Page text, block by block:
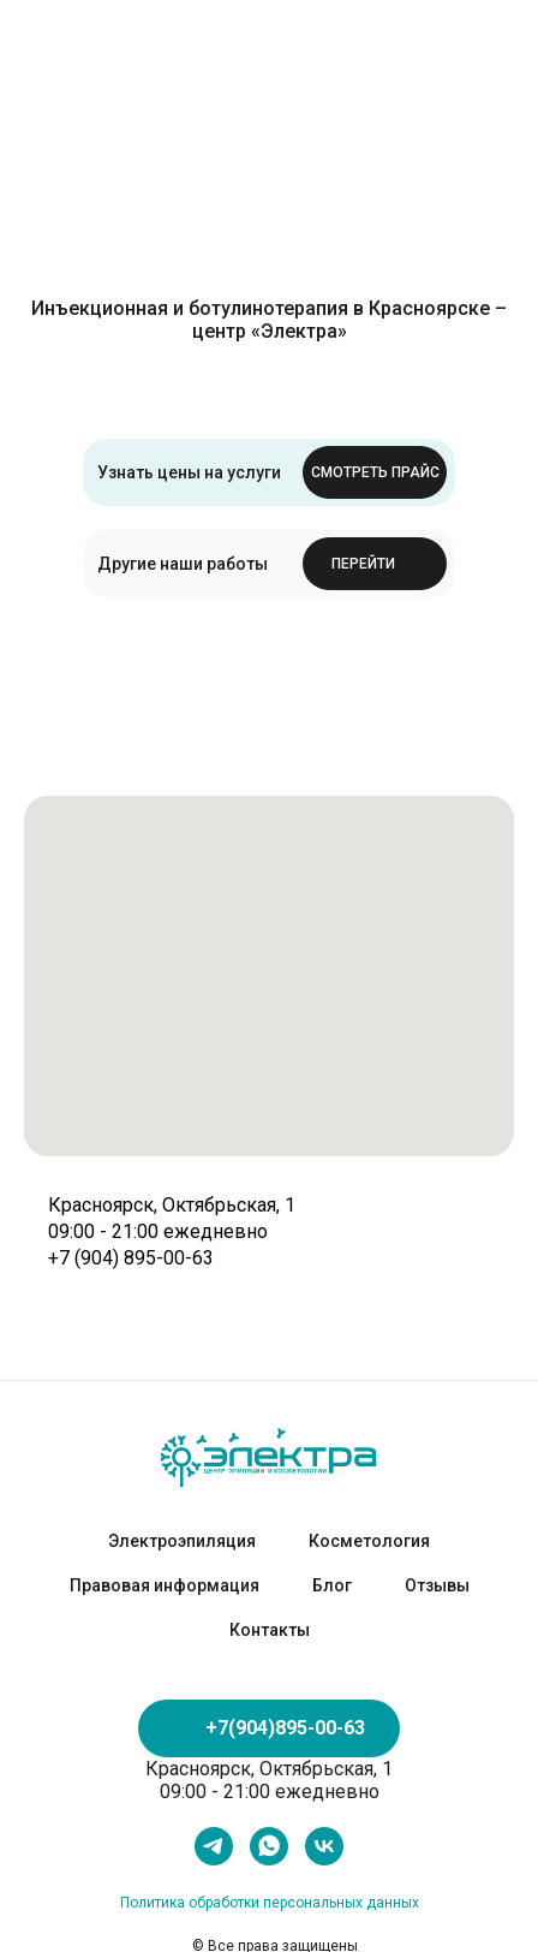
Инъекционная и ботулинотерапия в Красноярске –
центр «Электра»
Узнать цены на услуги СМОТРЕТЬ ПРАЙС
Другие наши работы ПЕРЕЙТИ
Красноярск, Октябрьская, 1
09:00 - 21:00 ежедневно
+7 (904) 895-00-63
Электроэпиляция Косметология
Правовая информация Блог Отзывы
Контакты
+7(904)895-00-63
Красноярск, Октябрьская, 1
09:00 - 21:00 ежедневно
Политика обработки персональных данных
© Все права защищены